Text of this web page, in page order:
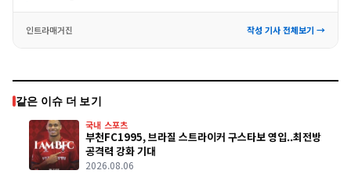
인트라매거진 작성 기사 전체보기 →
같은 이슈 더 보기
국내 스포츠
부천FC1995, 브라질 스트라이커 구스타보 영입..최전방
공격력 강화 기대
2026.08.06